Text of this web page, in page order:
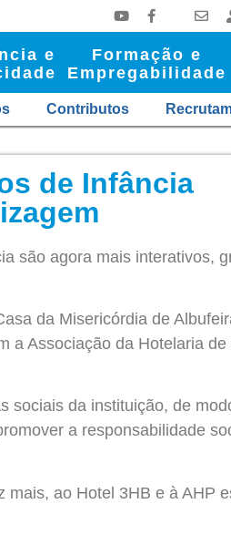
e
Formação e
Empregabilidade
Contributos
de Infância
são agora mais interativos,
da Misericórdia de
a Associação da Hotelaria de
sociais da instituição, de
a responsabilidade
mais, ao Hotel 3HB e à AHP